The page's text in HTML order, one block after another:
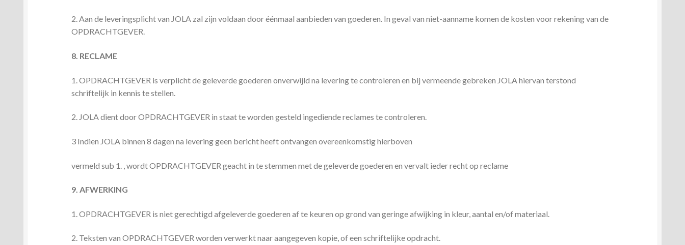
2. Aan de leveringsplicht van JOLA zal zijn voldaan door éénmaal aanbieden van goederen. In geval van niet-aanname komen de kosten voor rekening van de
OPDRACHTGEVER.
8. RECLAME
1. OPDRACHTGEVER is verplicht de geleverde goederen onverwijld na levering te controleren en bij vermeende gebreken JOLA hiervan terstond
schriftelijk in kennis te stellen.
2. JOLA dient door OPDRACHTGEVER in staat te worden gesteld ingediende reclames te controleren.
3 Indien JOLA binnen 8 dagen na levering geen bericht heeft ontvangen overeenkomstig hierboven
vermeld sub 1. , wordt OPDRACHTGEVER geacht in te stemmen met de geleverde goederen en vervalt ieder recht op reclame
9. AFWERKING
1. OPDRACHTGEVER is niet gerechtigd afgeleverde goederen af te keuren op grond van geringe afwijking in kleur, aantal en/of materiaal.
2. Teksten van OPDRACHTGEVER worden verwerkt naar aangegeven kopie, of een schriftelijke opdracht.